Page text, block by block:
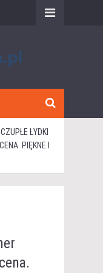
ŁYDKI
PIĘKNE I